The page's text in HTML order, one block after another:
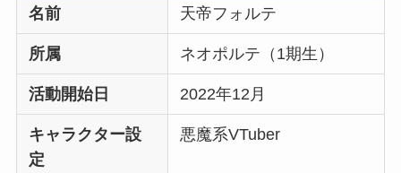
名前 天帝フォルテ
所属 ネオポルテ（1期生）
活動開始日 2022年12月
キャラクター設
定
悪魔系VTuber